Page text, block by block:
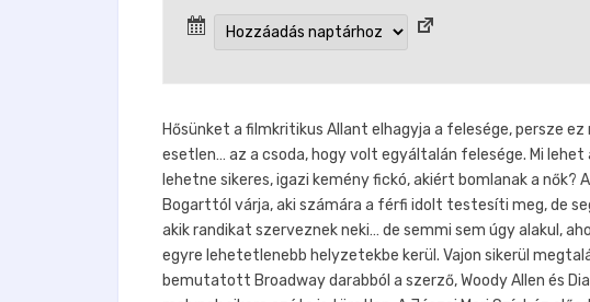
Hősünket a filmkritikus Allant elhagyja a felesége, persze
esetlen… az a csoda, hogy volt egyáltalán felesége. Mi lehet
lehetne sikeres, igazi kemény fickó, akiért bomlanak a
Bogarttól várja, aki számára a férfi idolt testesíti meg, de
akik randikat szerveznek neki… de semmi sem úgy alakul,
egyre lehetetlenebb helyzetekbe kerül. Vajon sikerül
bemutatott Broadway darabból a szerző, Woody Allen és